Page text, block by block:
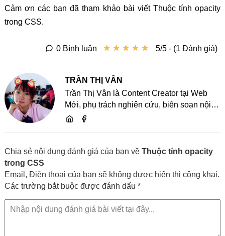
Cảm ơn các bạn đã tham khảo bài viết Thuộc tính opacity
trong CSS.
★ ★ ★ ★ ★
★ ★ ★ ★ ★ 5/5 - (1 Đánh giá)
0 Bình luận
TRẦN THỊ VÂN
Trần Thị Vân là Content Creator tại Web
Mới, phụ trách nghiên cứu, biên soạn nội
dung và chia sẻ kiến thức về website, SEO,
Chia sẻ nội dung đánh giá của bạn về Thuộc tính opacity
trong CSS
Email, Điện thoại của bạn sẽ không được hiển thị công khai.
Các trường bắt buộc được đánh dấu *